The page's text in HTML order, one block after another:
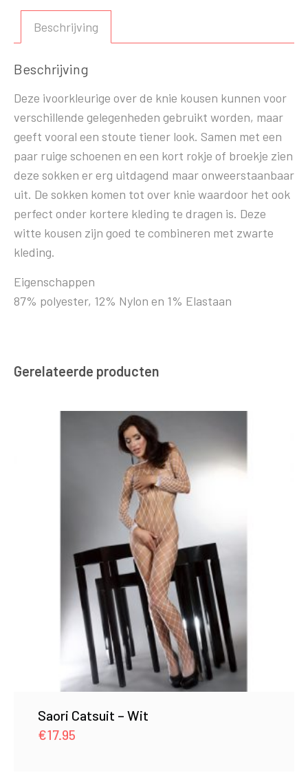
Beschrijving
Beschrijving
Deze ivoorkleurige over de knie kousen kunnen voor
verschillende gelegenheden gebruikt worden, maar
geeft vooral een stoute tiener look. Samen met een
paar ruige schoenen en een kort rokje of broekje zien
deze sokken er erg uitdagend maar onweerstaanbaar
uit. De sokken komen tot over knie waardoor het ook
perfect onder kortere kleding te dragen is. Deze
witte kousen zijn goed te combineren met zwarte
kleding.
Eigenschappen
87% polyester, 12% Nylon en 1% Elastaan
Gerelateerde producten
Saori Catsuit – Wit
€17.95